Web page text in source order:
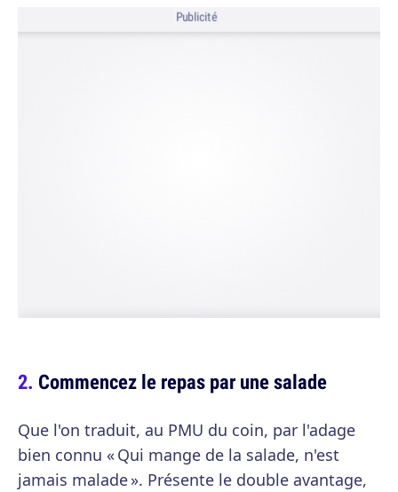
Publicité
Commencez le repas par une salade
Que l'on traduit, au PMU du coin, par l'adage
bien connu « Qui mange de la salade, n'est
jamais malade ». Présente le double avantage,